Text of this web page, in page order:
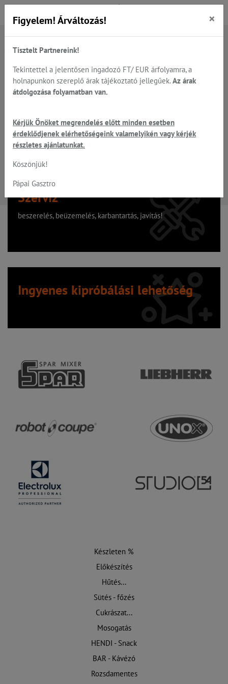
A keresett oldal nem található
Hiba, a keresett oldal nem található!
Szervíz
beszerelés, beüzemelés, karbantartás, javítás!
Ingyenes kipróbálási lehetőség
Készleten %
Előkészítés
Hűtés...
Sütés - főzés
Cukrászat...
Mosogatás
HENDI - Snack
BAR - Kávézó
Rozsdamentes
Figyelem! Árváltozás! ×
Tisztelt Partnereink!
Tekintettel a jelentősen ingadozó FT/ EUR árfolyamra, a
holnapunkon szereplő árak tájékoztató jellegűek. Az árak
átdolgozása folyamatban van.
Kérjük Önöket megrendelés előtt minden esetben
érdeklődjenek elérhetőségeink valamelyikén vagy kérjék
részletes ajánlatunkat.
Köszönjük!
Pápai Gasztro